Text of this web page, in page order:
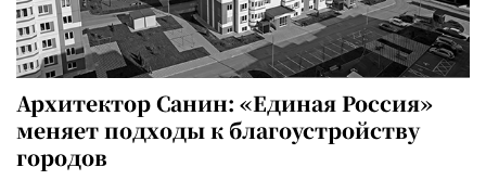
Архитектор Санин: «Единая Россия»
меняет подходы к благоустройству
городов